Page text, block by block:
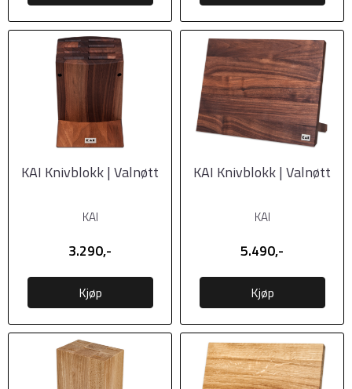
KAI Knivblokk | Valnøtt
KAI
3.290,-
Kjøp
KAI Knivblokk | Valnøtt
KAI
5.490,-
Kjøp